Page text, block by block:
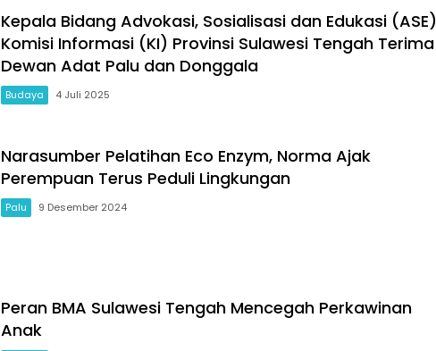
Kepala Bidang Advokasi, Sosialisasi dan Edukasi (ASE)
Komisi Informasi (KI) Provinsi Sulawesi Tengah Terima
Dewan Adat Palu dan Donggala
Budaya 4 Juli 2025
Narasumber Pelatihan Eco Enzym, Norma Ajak
Perempuan Terus Peduli Lingkungan
Palu 9 Desember 2024
Peran BMA Sulawesi Tengah Mencegah Perkawinan
Anak